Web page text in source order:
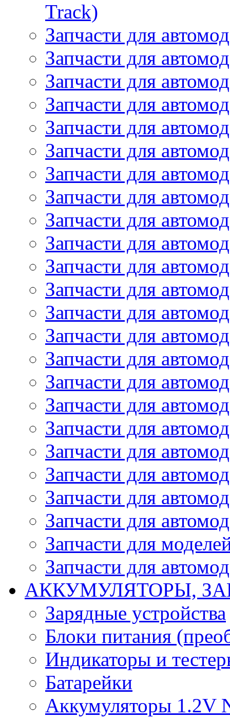
Track)
Запчасти для
Запчасти для
Запчасти для
Запчасти для
Запчасти для
Запчасти для
Запчасти для
Запчасти для
Запчасти для
Запчасти для
Запчасти для
Запчасти для
Запчасти для
Запчасти для
Запчасти для
Запчасти для
Запчасти для
Запчасти для
Запчасти для
Запчасти для
Запчасти для
Запчасти для
Запчасти для
Запчасти для
АККУМУЛЯТОРЫ,
Зарядные устройства
Блоки питания
Индикаторы и
Батарейки
Аккумуляторы 1.2V